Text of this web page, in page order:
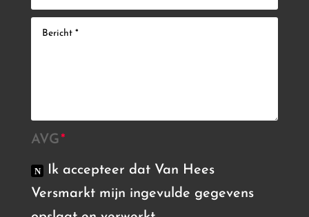
AVG
Ik accepteer dat Van Hees
Versmarkt mijn ingevulde gegevens